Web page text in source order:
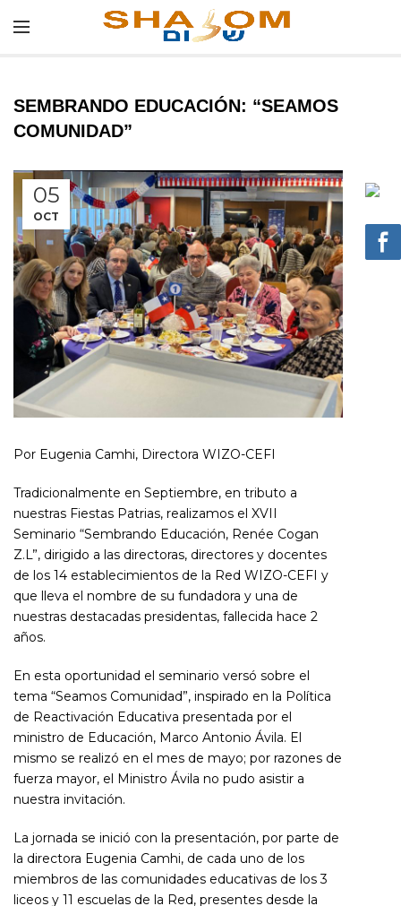
SEMBRANDO EDUCACIÓN: “SEAMOS
COMUNIDAD”
05
OCT
Por Eugenia Camhi, Directora WIZO-CEFI
Tradicionalmente en Septiembre, en tributo a
nuestras Fiestas Patrias, realizamos el XVII
Seminario “Sembrando Educación, Renée Cogan
Z.L”, dirigido a las directoras, directores y docentes
de los 14 establecimientos de la Red WIZO-CEFI y
que lleva el nombre de su fundadora y una de
nuestras destacadas presidentas, fallecida hace 2
años.
En esta oportunidad el seminario versó sobre el
tema “Seamos Comunidad”, inspirado en la Política
de Reactivación Educativa presentada por el
ministro de Educación, Marco Antonio Ávila. El
mismo se realizó en el mes de mayo; por razones de
fuerza mayor, el Ministro Ávila no pudo asistir a
nuestra invitación.
La jornada se inició con la presentación, por parte de
la directora Eugenia Camhi, de cada uno de los
miembros de las comunidades educativas de los 3
liceos y 11 escuelas de la Red, presentes desde la